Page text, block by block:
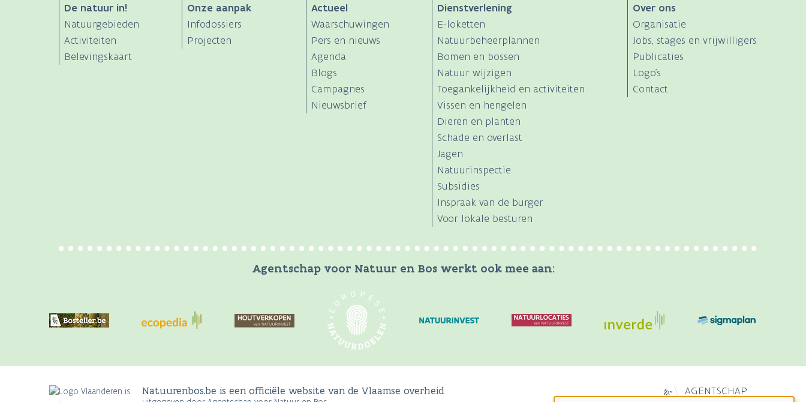
ANB
Main
navigation
De natuur in!
Natuurgebieden
Activiteiten
Belevingskaart
Onze aanpak
Infodossiers
Projecten
Actueel
Waarschuwingen
Pers en nieuws
Agenda
Blogs
Campagnes
Nieuwsbrief
Dienstverlening
E-loketten
Natuurbeheerplannen
Bomen en bossen
Natuur wijzigen
Toegankelijkheid en activiteiten
Vissen en hengelen
Dieren en planten
Schade en overlast
Jagen
Natuurinspectie
Subsidies
Inspraak van de burger
Voor lokale besturen
Over ons
Organisatie
Jobs, stages en vrijwilligers
Publicaties
Logo's
Contact
Agentschap voor Natuur en Bos werkt ook mee aan:
Natuurenbos.be is een officiële website van de Vlaamse overheid
AGENTSCHAP